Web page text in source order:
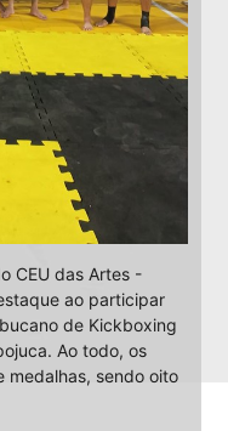
CEU das Artes -
ao participar
de Kickboxing
Ao todo, os
medalhas, sendo oito